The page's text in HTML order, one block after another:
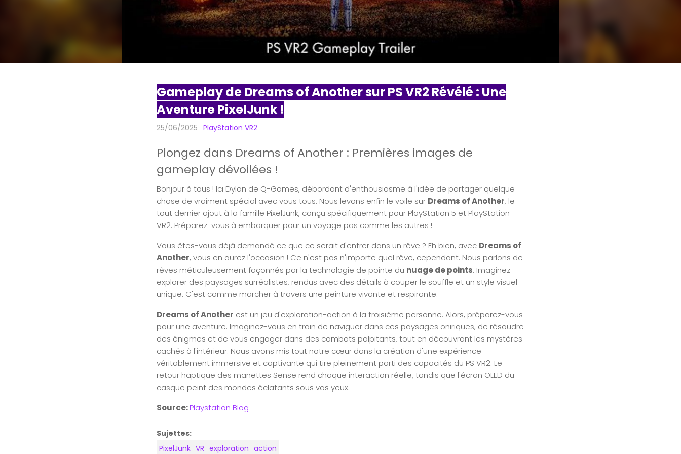
Gameplay de Dreams of Another sur PS VR2 Révélé : Une
Aventure PixelJunk !
25/06/2025 PlayStation VR2
Plongez dans Dreams of Another : Premières images de
gameplay dévoilées !
Bonjour à tous ! Ici Dylan de Q-Games, débordant d'enthousiasme à l'idée de partager quelque
chose de vraiment spécial avec vous tous. Nous levons enfin le voile sur Dreams of Another, le
tout dernier ajout à la famille PixelJunk, conçu spécifiquement pour PlayStation 5 et PlayStation
VR2. Préparez-vous à embarquer pour un voyage pas comme les autres !
Vous êtes-vous déjà demandé ce que ce serait d'entrer dans un rêve ? Eh bien, avec Dreams of
Another, vous en aurez l'occasion ! Ce n'est pas n'importe quel rêve, cependant. Nous parlons de
rêves méticuleusement façonnés par la technologie de pointe du nuage de points. Imaginez
explorer des paysages surréalistes, rendus avec des détails à couper le souffle et un style visuel
unique. C'est comme marcher à travers une peinture vivante et respirante.
Dreams of Another est un jeu d'exploration-action à la troisième personne. Alors, préparez-vous
pour une aventure. Imaginez-vous en train de naviguer dans ces paysages oniriques, de résoudre
des énigmes et de vous engager dans des combats palpitants, tout en découvrant les mystères
cachés à l'intérieur. Nous avons mis tout notre cœur dans la création d'une expérience
véritablement immersive et captivante qui tire pleinement parti des capacités du PS VR2. Le
retour haptique des manettes Sense rend chaque interaction réelle, tandis que l'écran OLED du
casque peint des mondes éclatants sous vos yeux.
Source:Playstation Blog
Sujettes:
PixelJunk VR exploration action